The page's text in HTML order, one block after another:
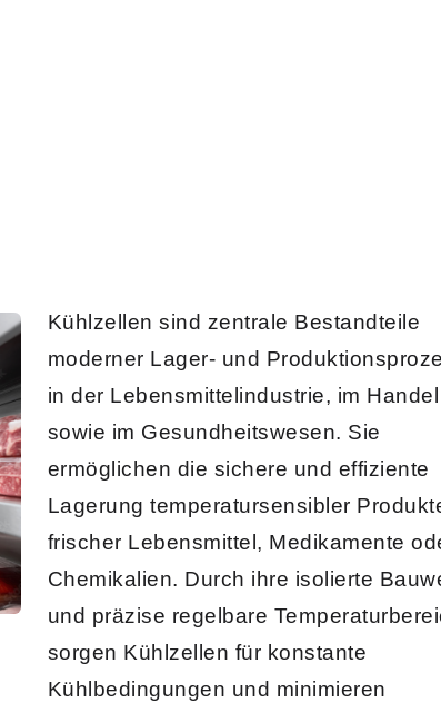
Kühlzellen sind zentrale Bestandteile
moderner Lager- und
in der Lebensmittelindustrie, im Handel
sowie im Gesundheitswesen. Sie
ermöglichen die sichere und effiziente
Lagerung temperatursensibler
frischer Lebensmittel, Medikamente
Chemikalien. Durch ihre isolierte
und präzise regelbare
sorgen Kühlzellen für konstante
Kühlbedingungen und minimieren